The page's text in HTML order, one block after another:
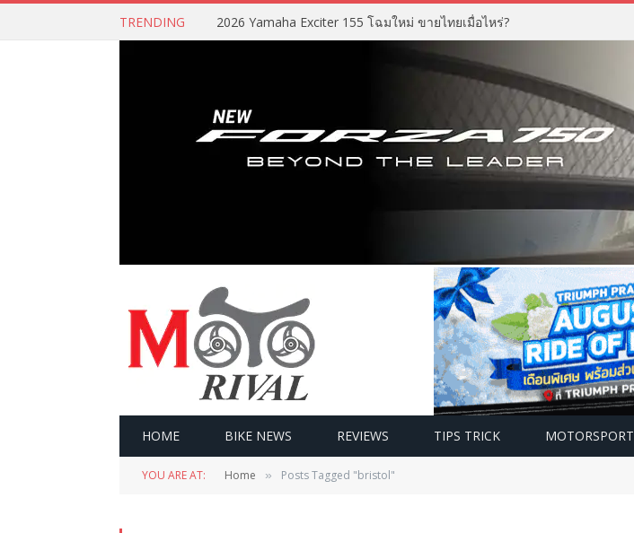
TRENDING 2026 Yamaha Exciter 155 โฉมใหม่ ขายไทยเมื่อไหร่?
HOME BIKE NEWS REVIEWS TIPS TRICK MOTORSPORT
YOU ARE AT: Home » Posts Tagged "bristol"